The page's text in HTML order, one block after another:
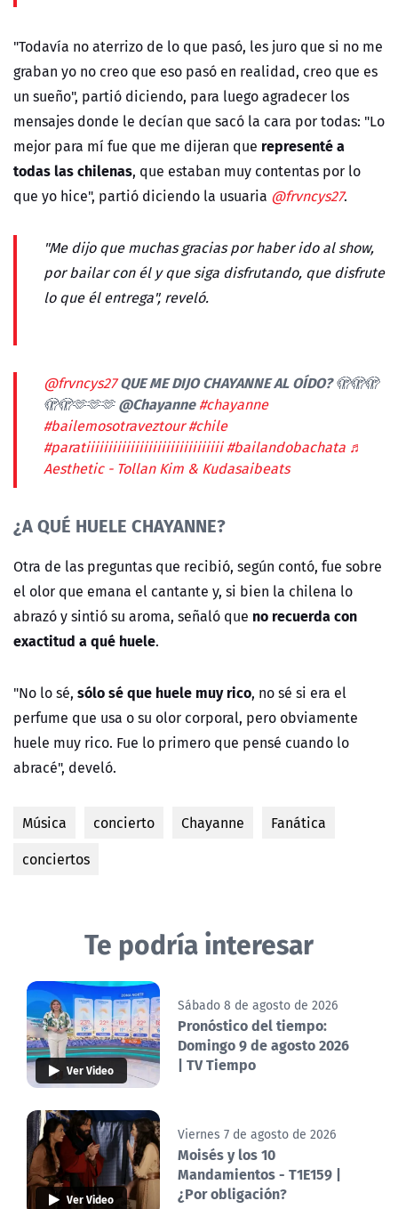
"Todavía no aterrizo de lo que pasó, les juro que si no me
graban yo no creo que eso pasó en realidad, creo que es
un sueño", partió diciendo, para luego agradecer los
mensajes donde le decían que sacó la cara por todas: "Lo
mejor para mí fue que me dijeran que representé a
todas las chilenas, que estaban muy contentas por lo
que yo hice", partió diciendo la usuaria @frvncys27.
"Me dijo que muchas gracias por haber ido al show,
por bailar con él y que siga disfrutando, que disfrute
lo que él entrega", reveló.
@frvncys27QUE ME DIJO CHAYANNE AL OÍDO? 🫣🫣🫣
🫣🫣🫶🫶🫶 @Chayanne#chayanne
#bailemosotraveztour #chile
#paratiiiiiiiiiiiiiiiiiiiiiiiiiiiiiii #bailandobachata ♬
Aesthetic - Tollan Kim & Kudasaibeats
¿A QUÉ HUELE CHAYANNE?
Otra de las preguntas que recibió, según contó, fue sobre
el olor que emana el cantante y, si bien la chilena lo
abrazó y sintió su aroma, señaló que no recuerda con
exactitud a qué huele.
"No lo sé, sólo sé que huele muy rico, no sé si era el
perfume que usa o su olor corporal, pero obviamente
huele muy rico. Fue lo primero que pensé cuando lo
abracé", develó.
Música concierto Chayanne
Fanática
conciertos
Te podría interesar
Ver Video
Sábado 8 de agosto de 2026
Pronóstico del tiempo:
Domingo 9 de agosto 2026
| TV Tiempo
Ver Video
Viernes 7 de agosto de 2026
Moisés y los 10
Mandamientos - T1E159 |
¿Por obligación?